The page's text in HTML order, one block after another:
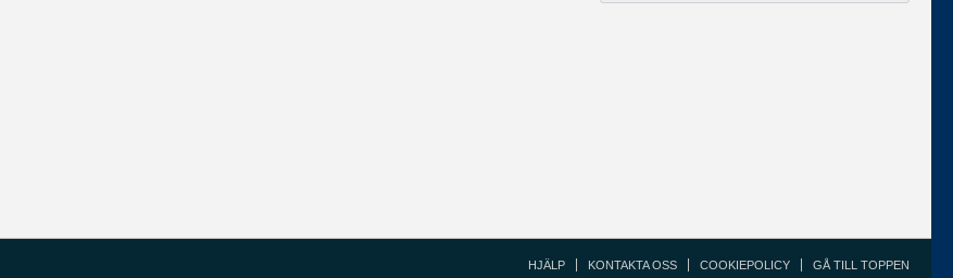
HJÄLP KONTAKTA OSS COOKIEPOLICY GÅ TILL TOPPEN